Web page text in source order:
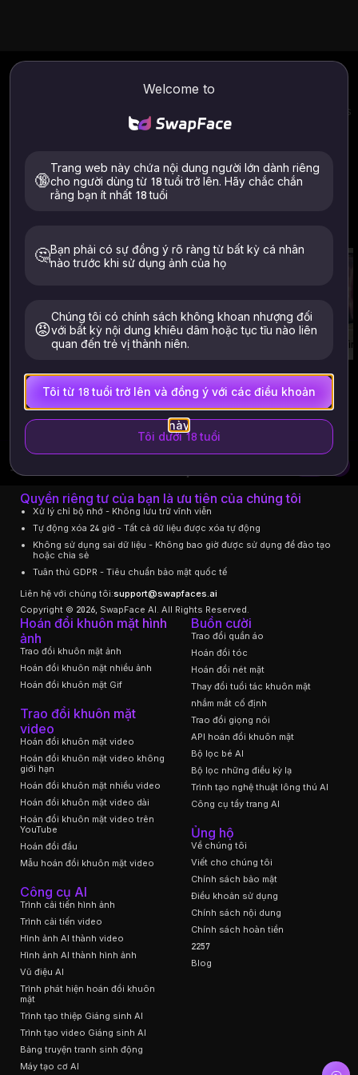
Welcome to
🔞
Trang web này chứa nội dung người lớn dành riêng
cho người dùng từ 18 tuổi trở lên. Hãy chắc chắn
rằng bạn ít nhất 18 tuổi
🤔Bạn phải có sự đồng ý rõ ràng từ bất kỳ cá nhân
nào trước khi sử dụng ảnh của họ
😡
Chúng tôi có chính sách không khoan nhượng đối
với bất kỳ nội dung khiêu dâm hoặc tục tĩu nào liên
quan đến trẻ vị thành niên.
Tôi từ 18 tuổi trở lên và đồng ý với các điều khoản
này
Tôi dưới 18 tuổi
Giới thiệu và phân tích công cụ thay đổi khuôn mặt AI mới
nhất dành cho bạn. Giúp bạn lựa chọn công cụ AI swapfaces
trực tuyến miễn phí phù hợp nhất.
Tìm hiểu thêm về Công cụ AI của
Hoán đổi khuôn mặt video
Quyền riêng tư của bạn là ưu tiên của chúng tôi
Xử lý chỉ bộ nhớ - Không lưu trữ vĩnh viễn
Tự động xóa 24 giờ - Tất cả dữ liệu được xóa tự động
Không sử dụng sai dữ liệu - Không bao giờ được sử dụng để đào tạo
hoặc chia sẻ
Tuân thủ GDPR - Tiêu chuẩn bảo mật quốc tế
Liên hệ với chúng tôi:support@swapfaces.ai
Copyright © 2026, SwapFace AI. All Rights Reserved.
Hoán đổi khuôn mặt hình
ảnh
Trao đổi khuôn mặt ảnh
Hoán đổi khuôn mặt nhiều ảnh
Hoán đổi khuôn mặt Gif
Trao đổi khuôn mặt
video
Hoán đổi khuôn mặt video
Hoán đổi khuôn mặt video không
giới hạn
Hoán đổi khuôn mặt nhiều video
Hoán đổi khuôn mặt video dài
Hoán đổi khuôn mặt video trên
YouTube
Hoán đổi đầu
Mẫu hoán đổi khuôn mặt video
Công cụ AI
Trình cải tiến hình ảnh
Trình cải tiến video
Hình ảnh AI thành video
Hình ảnh AI thành hình ảnh
Vũ điệu AI
Trình phát hiện hoán đổi khuôn
mặt
Trình tạo thiệp Giáng sinh AI
Trình tạo video Giáng sinh AI
Bảng truyện tranh sinh động
Máy tạo cơ AI
Buồn cười
Trao đổi quần áo
Hoán đổi tóc
Hoán đổi nét mặt
Thay đổi tuổi tác khuôn mặt
nhắm mắt cố định
Trao đổi giọng nói
API hoán đổi khuôn mặt
Bộ lọc bé AI
Bộ lọc những điều kỳ lạ
Trình tạo nghệ thuật lông thú AI
Công cụ tẩy trang AI
Ủng hộ
Về chúng tôi
Viết cho chúng tôi
Chính sách bảo mật
Điều khoản sử dụng
Chính sách nội dung
Chính sách hoàn tiền
2257
Blog